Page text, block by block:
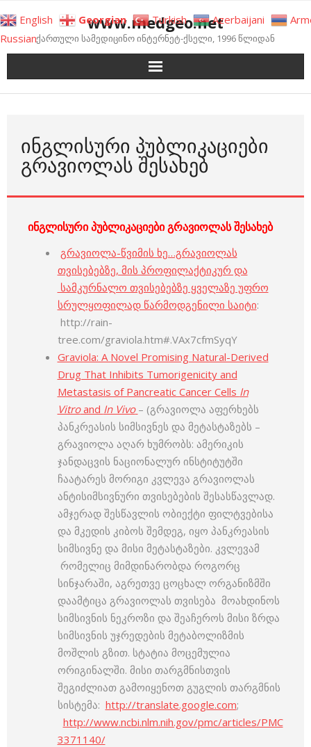
to
content
www.medgeo.net
ქართული სამედიცინო ინტერნეტ-ქსელი, 1996 წლიდან
ᲘᲜᲒᲚᲘᲡᲣᲠᲘ ᲞᲣᲑᲚᲘᲙᲐᲪᲘᲔᲑᲘ
ᲒᲠᲐᲕᲘᲝᲚᲐᲡ ᲨᲔᲡᲐᲮᲔᲑ
ინგლისური პუბლიკაციები გრავიოლას შესახებ
გრავიოლა-წვიმის ხე…გრავიოლას
თვისებებზე, მის პროფილაქტიკურ და
სამკურნალო თვისებებზე ყველაზე უფრო
სრულყოფილად წარმოდგენილი საიტი:
http://rain-
tree.com/graviola.htm#.VAx7cfmSyqY
Graviola: A Novel Promising Natural-Derived
Drug That Inhibits Tumorigenicity and
Metastasis of Pancreatic Cancer Cells In
Vitroand In Vivo – (გრავიოლა აფერხებს
პანკრეასის სიმსივნეს და მეტასტაზებს –
გრავიოლა აღარ ხუმრობს: ამერიკის
ჯანდაცვის ნაციონალურ ინსტიტუტში
ჩაატარეს მორიგი კვლევა გრავიოლას
ანტისიმსივნური თვისებების შესასწავლად.
ამჯერად შესწავლის ობიექტი ფილტვებისა
და მკედის კიბოს შემდეგ, იყო პანკრეასის
სიმსივნე და მისი მეტასტაზები. კვლევამ
რომელიც მიმდინარობდა როგორც
სინჯარაში, აგრეთვე ცოცხალ ორგანიზმში
დაამტიცა გრავიოლას თვისება მოახდინოს
სიმსივნის ნეკროზი და შეაჩეროს მისი ზრდა
სიმსივნის უჯრედების მეტაბოლიზმის
მოშლის გზით. სტატია მოცემულია
ორიგინალში. მისი თარგმნისთვის
შეგიძლიათ გამოიყენოთ გუგლის თარგმნის
სისტემა: http://translate.google.com;
http://www.ncbi.nlm.nih.gov/pmc/articles/PMC
3371140/
English Georgian Turkish Azerbaijani
Russian